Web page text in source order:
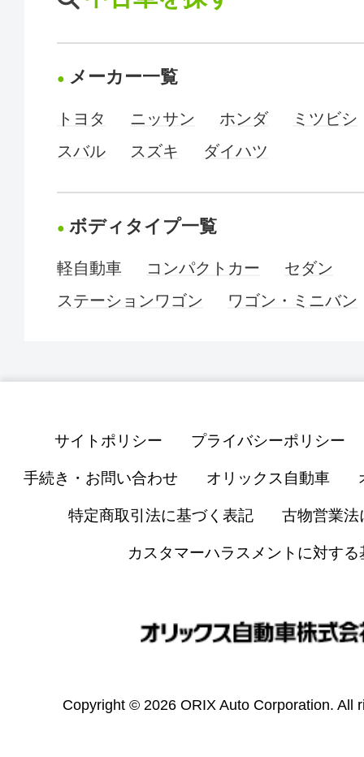
メーカー一覧
トヨタ ニッサン ホンダ
ミツビシ
スバル
スズキ ダイハツ
ボディタイプ一覧
軽自動車 コンパクトカー
セダン
ステーションワゴン
ワゴン・ミニバン
サイトポリシー プライバシーポリシー
手続き・お問い合わせ オリックス自動車
特定商取引法に基づく表記 古物営業法
カスタマーハラスメントに対する
Copyright © 2026 ORIX Auto Corporation. All